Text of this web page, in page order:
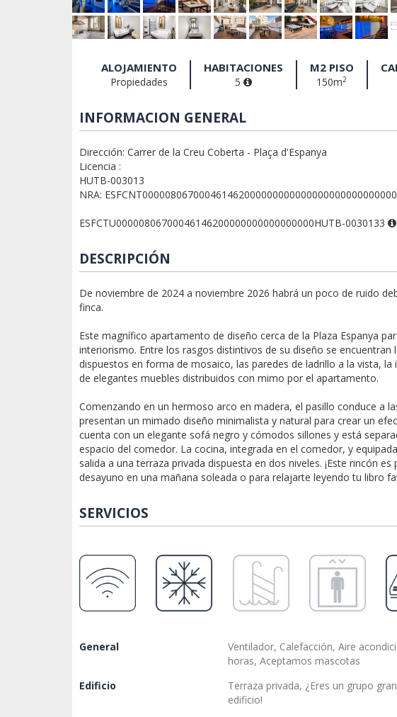
ALOJAMIENTO
Propiedades
HABITACIONES
5
M2 PISO
150m2
INFORMACION GENERAL
Dirección: Carrer de la Creu Coberta - Plaça d'Espanya
Licencia :
HUTB-003013
NRA:
ESFCTU00000806700046146200000000000000000HUTB-0030133
DESCRIPCIÓN
De noviembre de 2024 a noviembre 2026 habrá un poco de ruido
finca.
Este magnífico apartamento de diseño cerca de la Plaza Espanya
interiorismo. Entre los rasgos distintivos de su diseño se
dispuestos en forma de mosaico, las paredes de ladrillo a la vista,
de elegantes muebles distribuidos con mimo por el apartamento.
Comenzando en un hermoso arco en madera, el pasillo conduce a
presentan un mimado diseño minimalista y natural para crear un
cuenta con un elegante sofá negro y cómodos sillones y está
espacio del comedor. La cocina, integrada en el comedor, y
salida a una terraza privada dispuesta en dos niveles. ¡Este rincón
desayuno en una mañana soleada o para relajarte leyendo tu libro
SERVICIOS
General
Ventilador, Calefacción, Aire
horas, Aceptamos mascotas
Edificio
Terraza privada, ¿Eres un grupo
edificio!